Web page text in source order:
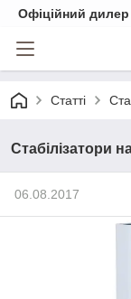
Офіційний
Статті
Стабілізатори
06.08.2017